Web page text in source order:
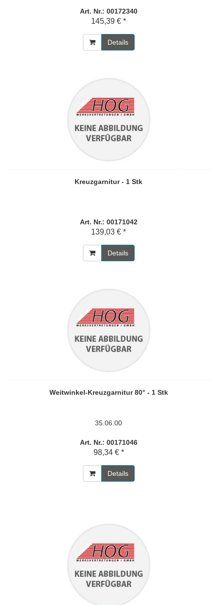
Art. Nr.: 00172340
145,39 € *
Details
Kreuzgarnitur - 1 Stk
Art. Nr.: 00171042
139,03 € *
Details
Weitwinkel-Kreuzgarnitur 80° - 1 Stk
35.06.00
Art. Nr.: 00171046
98,34 € *
Details